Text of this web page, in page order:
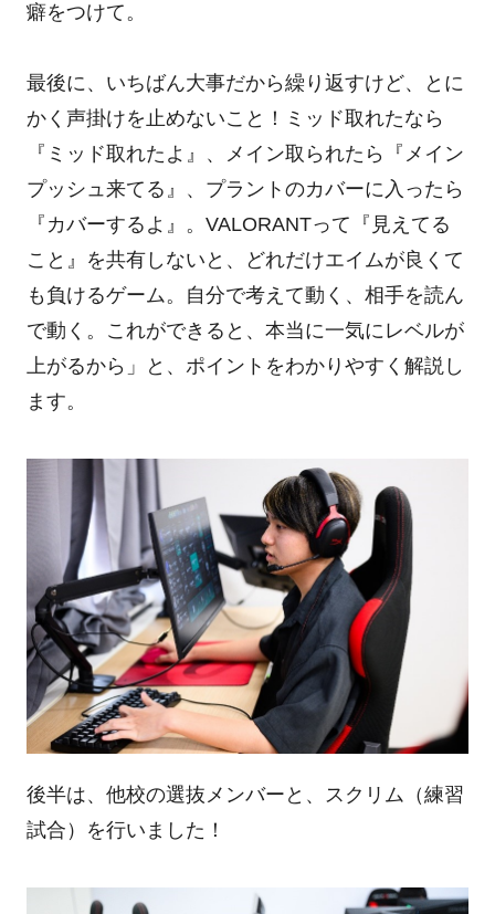
癖をつけて。
最後に、いちばん大事だから繰り返すけど、とに
かく声掛けを止めないこと！ミッド取れたなら
『ミッド取れたよ』、メイン取られたら『メイン
プッシュ来てる』、プラントのカバーに入ったら
『カバーするよ』。VALORANTって『見えてる
こと』を共有しないと、どれだけエイムが良くて
も負けるゲーム。自分で考えて動く、相手を読ん
で動く。これができると、本当に一気にレベルが
上がるから」と、ポイントをわかりやすく解説し
ます。
後半は、他校の選抜メンバーと、スクリム（練習
試合）を行いました！